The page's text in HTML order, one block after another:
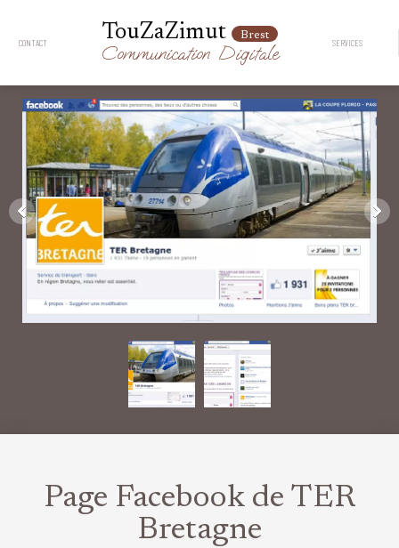
CONTACT TouZaZimut Brest
Communication Digitale SERVICES
Page Facebook de TER
Bretagne